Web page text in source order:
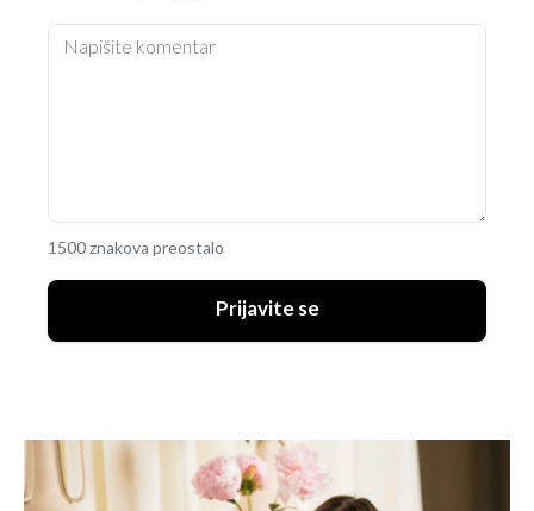
1500 znakova preostalo
Prijavite se